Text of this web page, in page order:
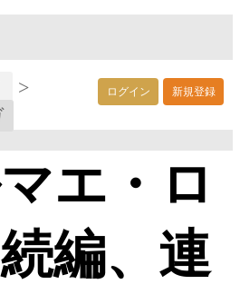
ログイン 新規登録
>
エ・ロ
編、連